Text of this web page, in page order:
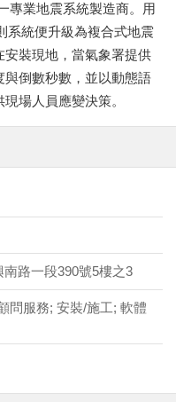
專業地震系統製造商。用
系統便升級為複合式地震
裝現地，當氣象署提供
倒數秒數，並以動態語
場人員應變決策。
路一段390號5樓之3
問服務; 安裝/施工; 軟體